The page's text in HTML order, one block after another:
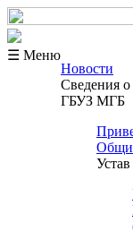
☰ Меню
Новости
Сведения
ГБУЗ МГБ